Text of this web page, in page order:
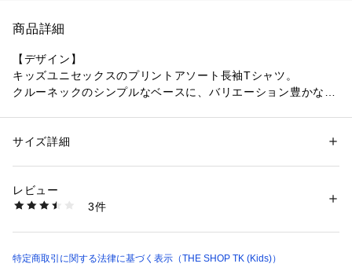
商品詳細
【デザイン】
キッズユニセックスのプリントアソート長袖Tシャツ。
クルーネックのシンプルなベースに、バリエーション豊かなプ
適度な厚みでロングシーズン活躍し、洗濯にも強いデイリー仕
様です。
デニムやチノ、スウェットパンツと好相性。
性別：キッズ・ベビー
素材：本体: コットン100％ リブ部分: コットン100％
商品番号：
238-15503 （ショップ）
サイズ詳細
レビュー
3件
特定商取引に関する法律に基づく表示（THE SHOP TK (Kids)）